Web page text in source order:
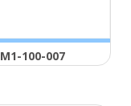
Μ1-100-007